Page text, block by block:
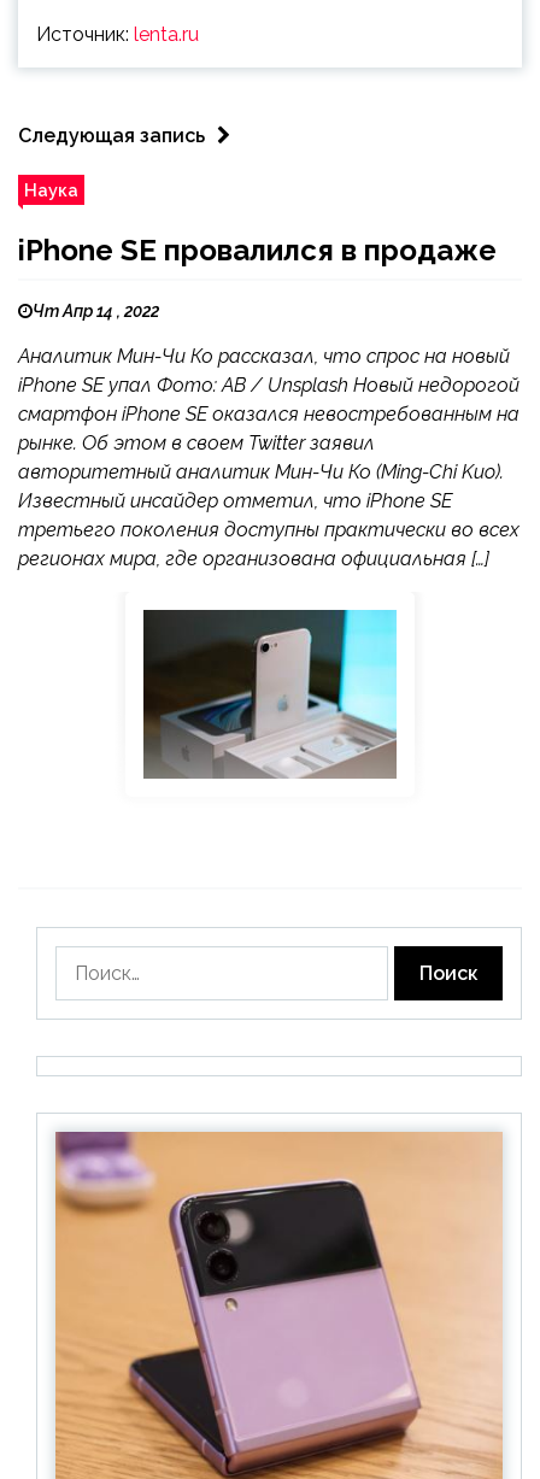
Источник: lenta.ru
Следующая запись
Наука
iPhone SE провалился в продаже
Чт Апр 14 , 2022
Аналитик Мин-Чи Ко рассказал, что спрос на новый
iPhone SE упал Фото: AB / Unsplash Новый недорогой
смартфон iPhone SE оказался невостребованным на
рынке. Об этом в своем Twitter заявил
авторитетный аналитик Мин-Чи Ко (Ming-Chi Kuo).
Известный инсайдер отметил, что iPhone SE
третьего поколения доступны практически во всех
регионах мира, где организована официальная […]